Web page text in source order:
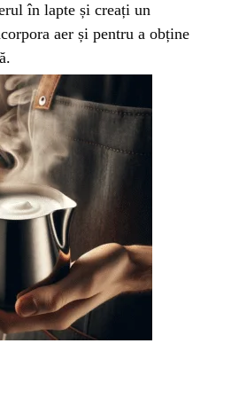
în lapte și creați un
aer și pentru a obține